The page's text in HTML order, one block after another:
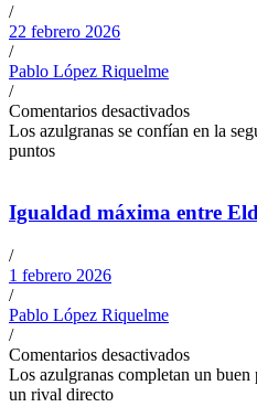
/
22 febrero 2026
/
Pablo López Riquelme
/
Comentarios desactivados
Los azulgranas se confían en la
puntos
Igualdad máxima entre
/
1 febrero 2026
/
Pablo López Riquelme
/
Comentarios desactivados
Los azulgranas completan un
un rival directo